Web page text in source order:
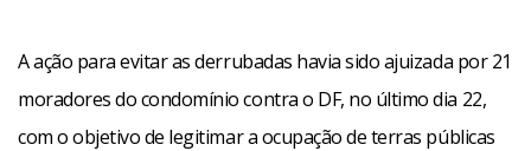
A ação para evitar as derrubadas havia sido ajuizada por 21
moradores do condomínio contra o DF, no último dia 22,
com o objetivode legitimar a ocupação de terras públicas